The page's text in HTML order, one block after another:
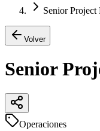
Senior
Volver
Senior
Operaciones